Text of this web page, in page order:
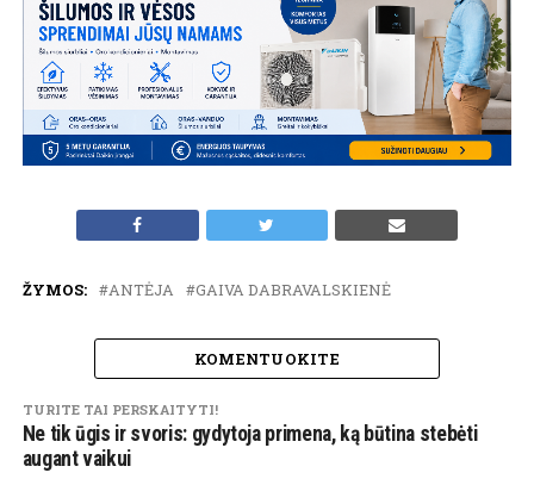
ŽYMOS: ANTĖJA GAIVA DABRAVALSKIENĖ
KOMENTUOKITE
TURITE TAI PERSKAITYTI!
Ne tik ūgis ir svoris: gydytoja primena, ką būtina stebėti
augant vaikui